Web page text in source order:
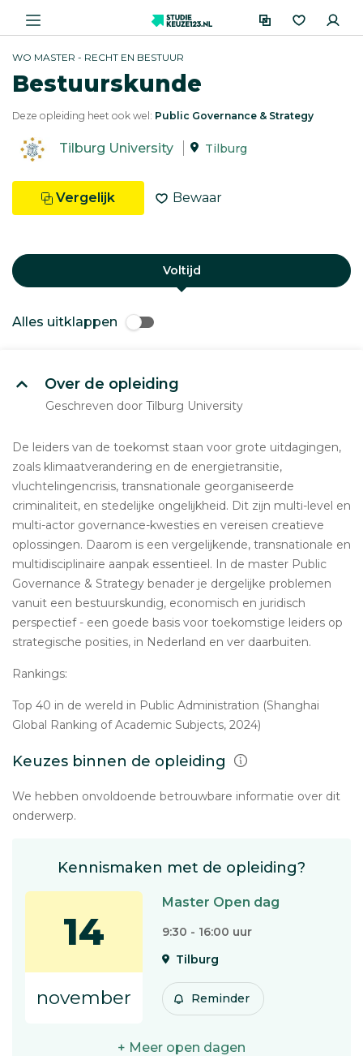
WO MASTER - RECHT EN BESTUUR
Bestuurskunde
Deze opleiding heet ook wel: Public Governance & Strategy
Tilburg University Tilburg
Vergelijk Bewaar
Voltijd
Alles uitklappen
Over de opleiding
Geschreven door Tilburg University
De leiders van de toekomst staan voor grote uitdagingen,
zoals klimaatverandering en de energietransitie,
vluchtelingencrisis, transnationale georganiseerde
criminaliteit, en stedelijke ongelijkheid. Dit zijn multi-level en
multi-actor governance-kwesties en vereisen creatieve
oplossingen. Daarom is een vergelijkende, transnationale en
multidisciplinaire aanpak essentieel. In de master Public
Governance & Strategy benader je dergelijke problemen
vanuit een bestuurskundig, economisch en juridisch
perspectief - een goede basis voor toekomstige leiders op
strategische posities, in Nederland en ver daarbuiten.
Rankings:
Top 40 in de wereld in Public Administration (Shanghai
Global Ranking of Academic Subjects, 2024)
Keuzes binnen de opleiding
We hebben onvoldoende betrouwbare informatie over dit
onderwerp.
Kennismaken met de opleiding?
14
november
Master Open dag
9:30 - 16:00 uur
Tilburg
Reminder
+ Meer open dagen